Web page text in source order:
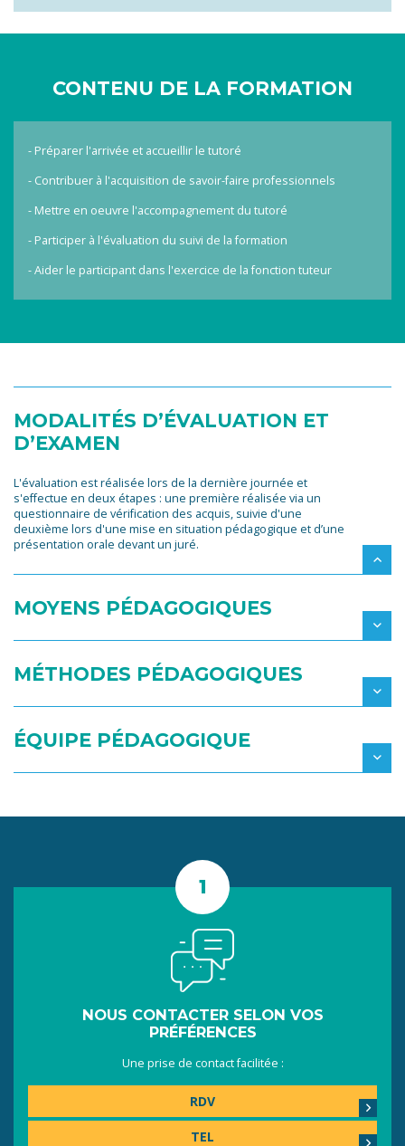
CONTENU DE LA FORMATION
- Préparer l'arrivée et accueillir le tutoré
- Contribuer à l'acquisition de savoir-faire professionnels
- Mettre en oeuvre l'accompagnement du tutoré
- Participer à l'évaluation du suivi de la formation
- Aider le participant dans l'exercice de la fonction tuteur
MODALITÉS D’ÉVALUATION ET
D’EXAMEN
L'évaluation est réalisée lors de la dernière journée et
s'effectue en deux étapes : une première réalisée via un
questionnaire de vérification des acquis, suivie d'une
deuxième lors d'une mise en situation pédagogique et d’une
présentation orale devant un juré.
MOYENS PÉDAGOGIQUES
MÉTHODES PÉDAGOGIQUES
ÉQUIPE PÉDAGOGIQUE
NOUS CONTACTER SELON VOS
PRÉFÉRENCES
Une prise de contact facilitée :
RDV
TEL